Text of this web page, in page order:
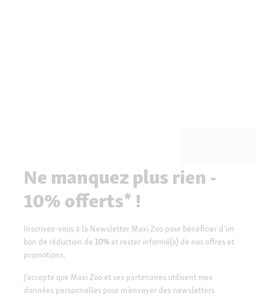
Ne manquez plus rien -
10% offerts* !
Inscrivez-vous à la Newsletter Maxi Zoo pour bénéficier d’un
bon de réduction de 10% et rester informé(e) de nos offres et
promotions.
J’accepte que Maxi Zoo et ses partenaires utilisent mes
données personnelles pour m’envoyer des newsletters